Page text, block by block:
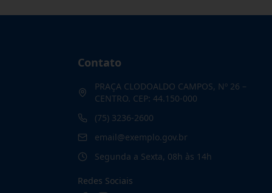
Contato
PRAÇA CLODOALDO CAMPOS, Nº 26 –
CENTRO. CEP: 44.150-000
(75) 3236-2600
email@exemplo.gov.br
Segunda a Sexta, 08h às 14h
Redes Sociais